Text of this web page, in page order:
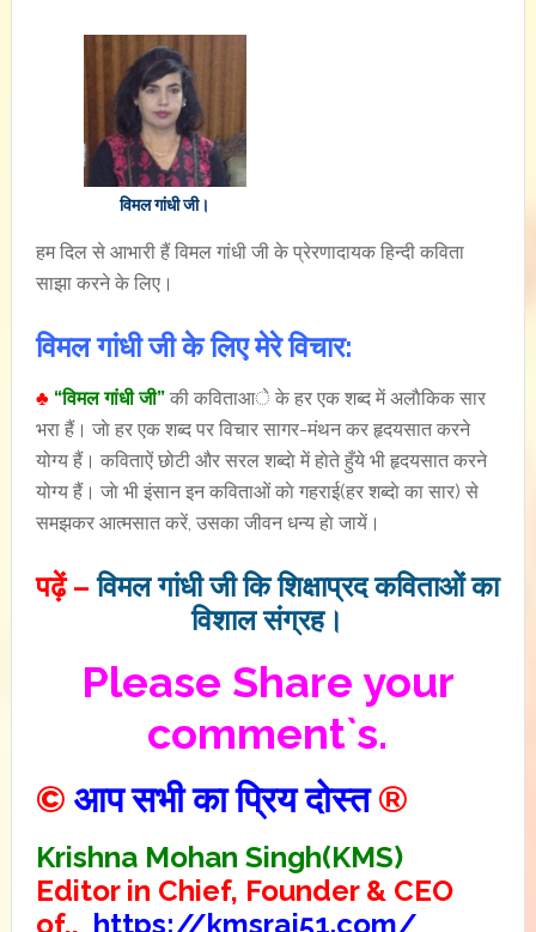
विमल गांधी जी।
हम दिल से आभारी हैं विमल गांधी जी के प्रेरणादायक हिन्दी कविता
साझा करने के लिए।
विमल गांधी जी के लिए मेरे विचार:
♣ “विमल गांधी जी”की कविताआे के हर एक शब्द में अलाैकिक सार
भरा हैं। जाे हर एक शब्द पर विचार सागर-मंथन कर हृदयसात करने
योग्य हैं। कविताऐं छोटी और सरल शब्दाे में हाेते हुँये भी हृदयसात करने
योग्य हैं। जाे भी इंसान इन कविताओं काे गहराई(हर शब्दाे का सार) से
समझकर आत्मसात करें, उसका जीवन धन्य हाे जायें।
पढ़ें – विमल गांधी जी कि शिक्षाप्रद कविताओं का
विशाल संग्रह।
Please Share your
comment`s.
© आप सभी का प्रिय दोस्त®
Krishna Mohan Singh(KMS)
Editor in Chief, Founder & CEO
of,, https://kmsraj51.com/